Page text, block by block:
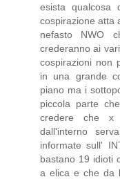
esista qualcosa
cospirazione atta
nefasto NWO
crederanno ai
cospirazioni non
in una grande
piano ma i
piccola parte
credere che x
dall'interno
informate sull'
bastano 19 idioti
a elica e che da